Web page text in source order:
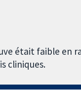
était faible en
cliniques.